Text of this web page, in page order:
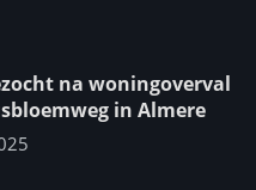
na woningoverval
in Almere